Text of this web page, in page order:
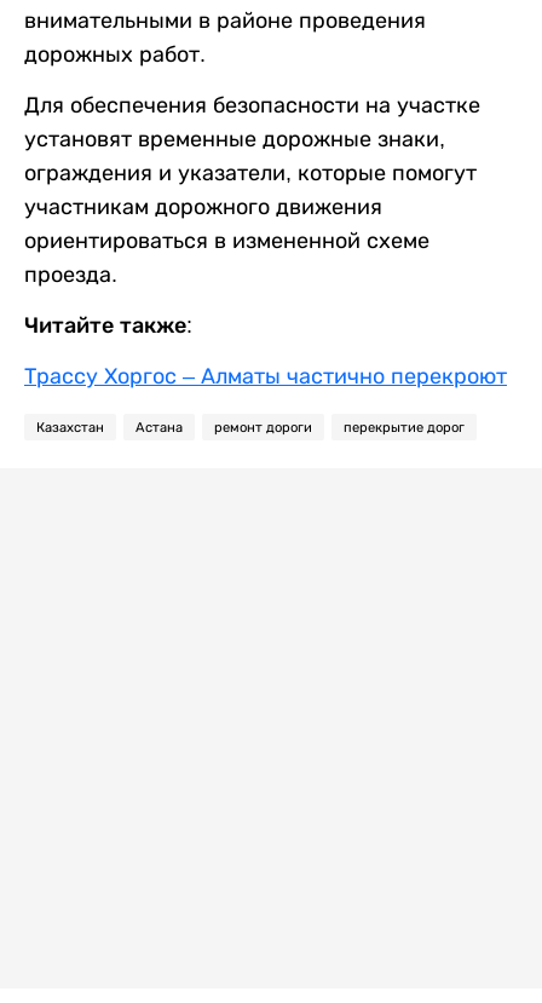
внимательными в районе проведения
дорожных работ.
Для обеспечения безопасности на участке
установят временные дорожные знаки,
ограждения и указатели, которые помогут
участникам дорожного движения
ориентироваться в измененной схеме
проезда.
Читайте также:
Трассу Хоргос – Алматы частично перекроют
Казахстан Астана ремонт дороги перекрытие дорог